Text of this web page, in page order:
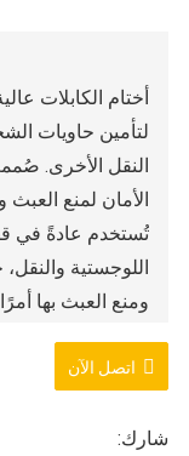
أختام الكابلات
لتأمين حاويات
النقل الأخرى.
الأمان لمنع
تُستخدم عادةً في
اللوجستية
ومنع العبث بها أمرًا
ومضاد للتآكل)
اللون: الأحمر
اتصل الآن
شارك: